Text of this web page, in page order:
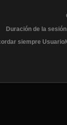
Duración de la
siempre